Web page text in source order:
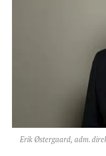
Erik Østergaard, adm.